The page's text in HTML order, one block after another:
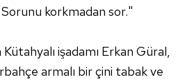
korkmadan sor."
işadamı Erkan Güral,
armalı bir çini tabak ve